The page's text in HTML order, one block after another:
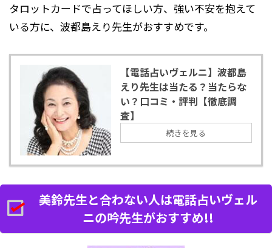
タロットカードで占ってほしい方、強い不安を抱えて
いる方に、波都島えり先生がおすすめです。
【電話占いヴェルニ】波都島
えり先生は当たる？当たらな
い？口コミ・評判【徹底調
査】
続きを見る
美鈴先生と合わない人は電話占いヴェル
ニの吟先生がおすすめ!!